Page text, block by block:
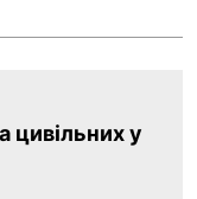
цивільних у